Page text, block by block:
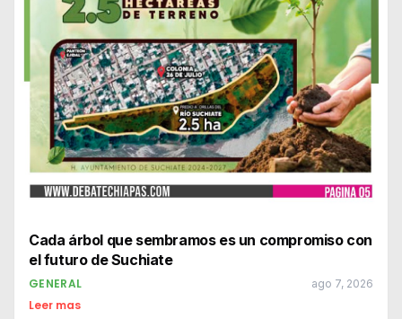
Cada árbol que sembramos es un compromiso con
el futuro de Suchiate
GENERAL ago 7, 2026
Leer mas